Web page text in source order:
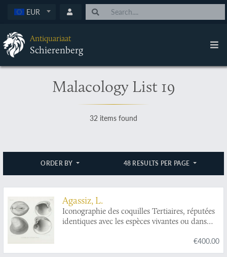
EUR
Antiquariaat
Schierenberg
Malacology List 19
32 items found
ORDER BY 48 RESULTS PER PAGE
Agassiz, L.
Iconographie des coquilles Tertiaires, réputées
identiques avec les espèces vivantes ou dans
accompagnée de la description des espèces
nouvelles.
€400.00